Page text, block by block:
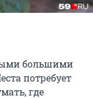
большими
потребует
где